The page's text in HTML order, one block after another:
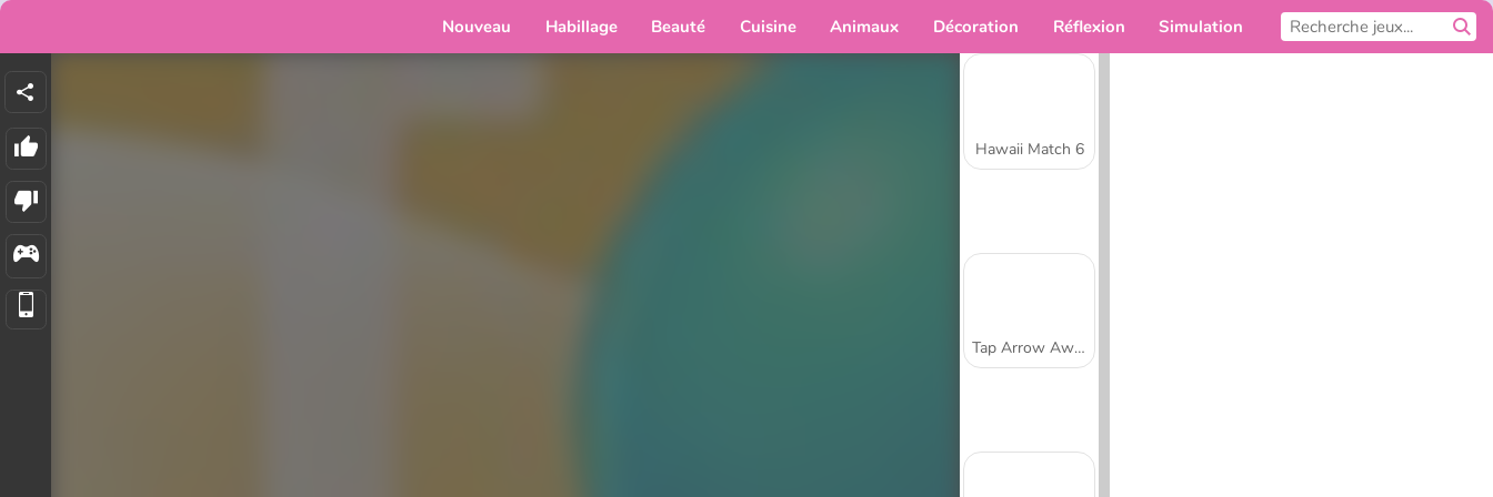
Nouveau Habillage Beauté Cuisine Animaux Décoration Réflexion Simulation
Hawaii Match 6
Tap Arrow Away